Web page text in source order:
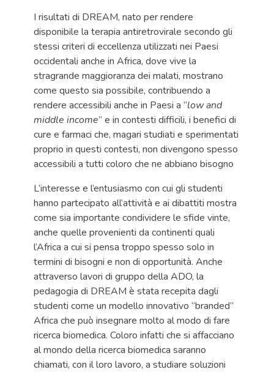
I risultati di DREAM, nato per rendere
disponibile la terapia antiretrovirale secondo gli
stessi criteri di eccellenza utilizzati nei Paesi
occidentali anche in Africa, dove vive la
stragrande maggioranza dei malati, mostrano
come questo sia possibile, contribuendo a
rendere accessibili anche in Paesi a “low and
middle income” e in contesti difficili, i benefici di
cure e farmaci che, magari studiati e sperimentati
proprio in questi contesti, non divengono spesso
accessibili a tutti coloro che ne abbiano bisogno
L’interesse e l’entusiasmo con cui gli studenti
hanno partecipato all’attività e ai dibattiti mostra
come sia importante condividere le sfide vinte,
anche quelle provenienti da continenti quali
l’Africa a cui si pensa troppo spesso solo in
termini di bisogni e non di opportunità. Anche
attraverso lavori di gruppo della ADO, la
pedagogia di DREAM è stata recepita dagli
studenti come un modello innovativo “branded”
Africa che può insegnare molto al modo di fare
ricerca biomedica. Coloro infatti che si affacciano
al mondo della ricerca biomedica saranno
chiamati, con il loro lavoro, a studiare soluzioni